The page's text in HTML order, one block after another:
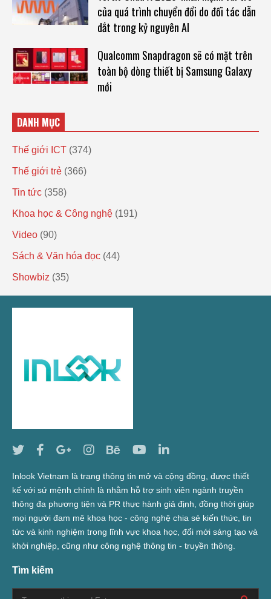
của quá trình chuyển đổi do đối tác dẫn
dắt trong kỷ nguyên AI
Qualcomm Snapdragon sẽ có mặt trên
toàn bộ dòng thiết bị Samsung Galaxy
mới
DANH MỤC
Thế giới ICT (374)
Thế giới trẻ (366)
Tin tức (358)
Khoa học & Công nghệ (191)
Video (90)
Sách & Văn hóa đọc (44)
Showbiz (35)
Inlook Vietnam là trang thông tin mở và cộng đồng, được thiết
kế với sứ mệnh chính là nhằm hỗ trợ sinh viên ngành truyền
thông đa phương tiện và PR thực hành giả định, đồng thời giúp
mọi người đam mê khoa học - công nghệ chia sẻ kiến thức, tin
tức và kinh nghiệm trong lĩnh vực khoa học, đổi mới sáng tạo và
khởi nghiệp, cũng như công nghệ thông tin - truyền thông.
Tìm kiếm